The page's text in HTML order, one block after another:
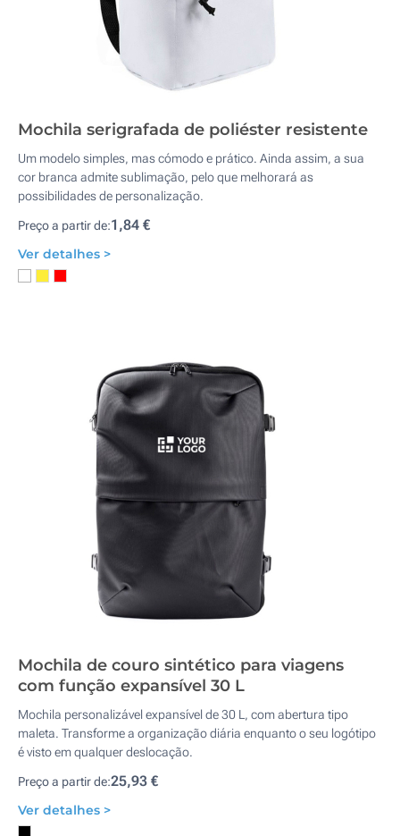
Mochila serigrafada de poliéster resistente
Um modelo simples, mas cómodo e prático. Ainda assim, a sua
cor branca admite sublimação, pelo que melhorará as
possibilidades de personalização.
Preço a partir de:1,84 €
Ver detalhes >
Mochila de couro sintético para viagens
com função expansível 30 L
Mochila personalizável expansível de 30 L, com abertura tipo
maleta. Transforme a organização diária enquanto o seu logótipo
é visto em qualquer deslocação.
Preço a partir de:25,93 €
Ver detalhes >